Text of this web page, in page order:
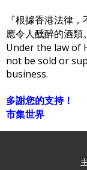
『根據香港法律
應令人醺醉的酒類
Under the law of
not be sold or
business.
多謝您的支持！
市集世界